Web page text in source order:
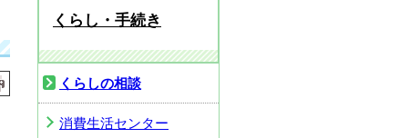
くらし・手続き
くらしの相談
消費生活センター